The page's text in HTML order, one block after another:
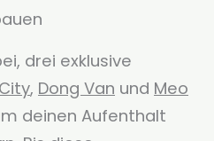
drei exklusive
, Dong Van und Meo
deinen Aufenthalt